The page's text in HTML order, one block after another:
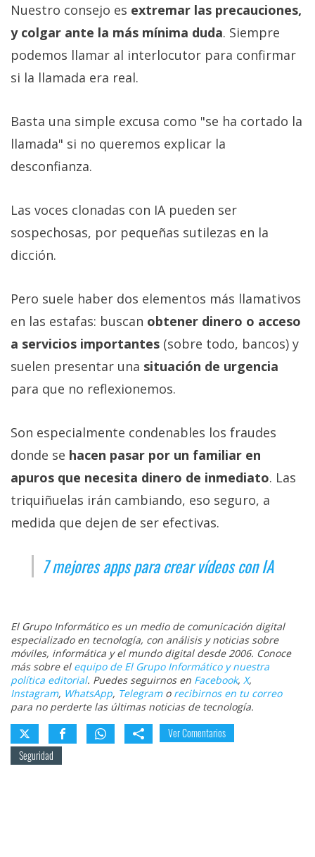
Nuestro consejo es extremar las precauciones,
y colgar ante la más mínima duda. Siempre
podemos llamar al interlocutor para confirmar
si la llamada era real.
Basta una simple excusa como "se ha cortado la
llamada" si no queremos explicar la
desconfianza.
Las voces clonadas con IA pueden ser
sospechosas, por pequeñas sutilezas en la
dicción.
Pero suele haber dos elementos más llamativos
en las estafas: buscan obtener dinero o acceso
a servicios importantes (sobre todo, bancos) y
suelen presentar una situación de urgencia
para que no reflexionemos.
Son especialmente condenables los fraudes
donde se hacen pasar por un familiar en
apuros que necesita dinero de inmediato. Las
triquiñuelas irán cambiando, eso seguro, a
medida que dejen de ser efectivas.
7 mejores apps para crear vídeos con IA
El Grupo Informático es un medio de comunicación digital
especializado en tecnología, con análisis y noticias sobre
móviles, informática y el mundo digital desde 2006. Conoce
más sobre el equipo de El Grupo Informático y nuestra
política editorial. Puedes seguirnos en Facebook, X,
Instagram, WhatsApp, Telegramo recibirnos en tu correo
para no perderte las últimas noticias de tecnología.
Ver Comentarios
Seguridad